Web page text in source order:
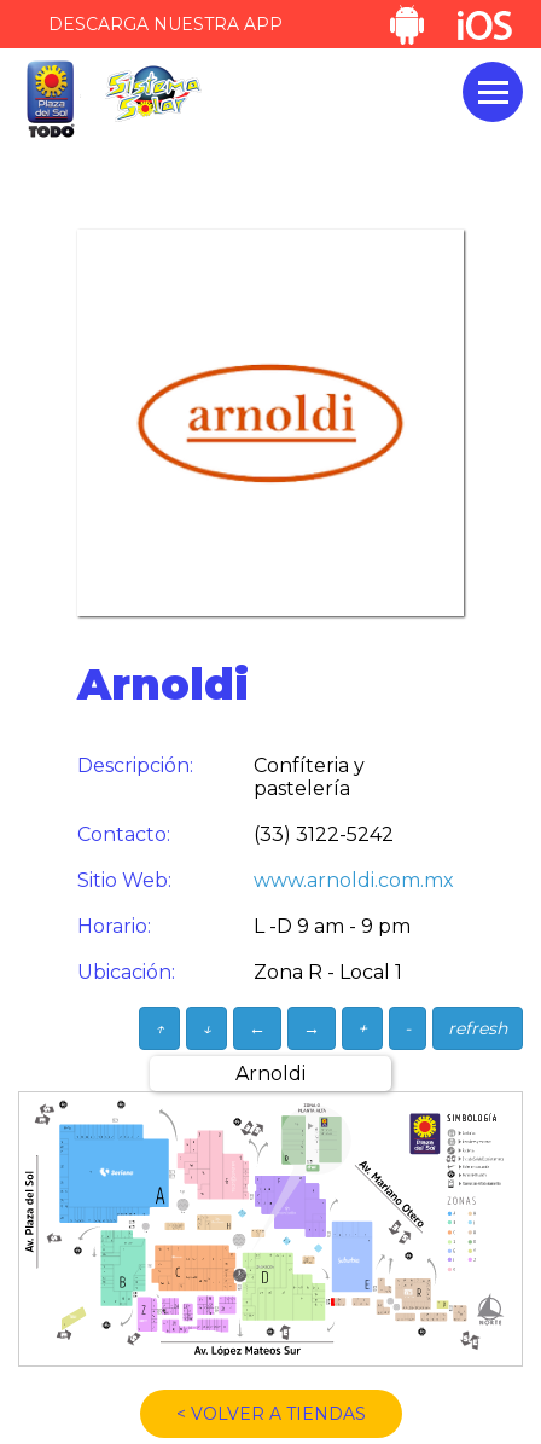
DESCARGA NUESTRA APP
Arnoldi
Descripción:
Confíteria y
pastelería
Contacto:
(33) 3122-5242
Sitio Web:
www.arnoldi.com.mx
Horario:
L -D 9 am - 9 pm
Ubicación:
Zona R - Local 1
refresh
-
+
→
←
↓
↑
Arnoldi
< VOLVER A TIENDAS